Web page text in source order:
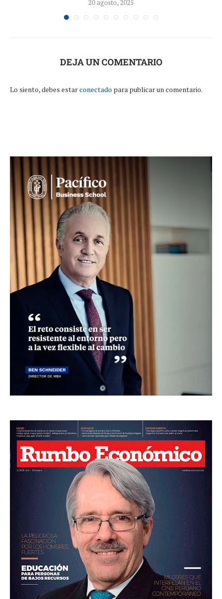
20 agosto, 2025
DEJA UN COMENTARIO
Lo siento, debes estarconectado para publicar un comentario.